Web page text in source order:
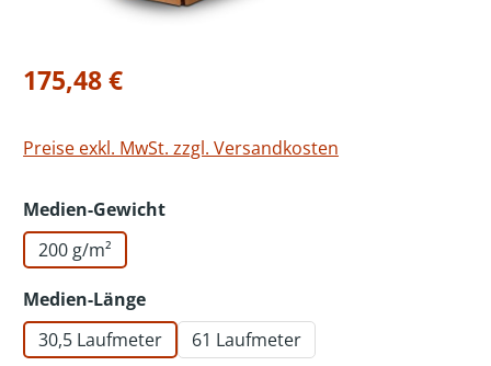
Regulärer Preis:
175,48 €
Preise exkl. MwSt. zzgl. Versandkosten
Medien-Gewichtauswählen
200 g/m²
Medien-Längeauswählen
30,5 Laufmeter
61 Laufmeter